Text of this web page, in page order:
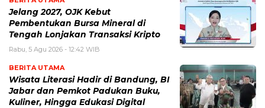
Jelang 2027, OJK Kebut
Pembentukan Bursa Mineral di
Tengah Lonjakan Transaksi Kripto
Rabu, 5 Agu 2026 - 12:42 WIB
BERITA UTAMA
Wisata Literasi Hadir di Bandung, BI
Jabar dan Pemkot Padukan Buku,
Kuliner, Hingga Edukasi Digital